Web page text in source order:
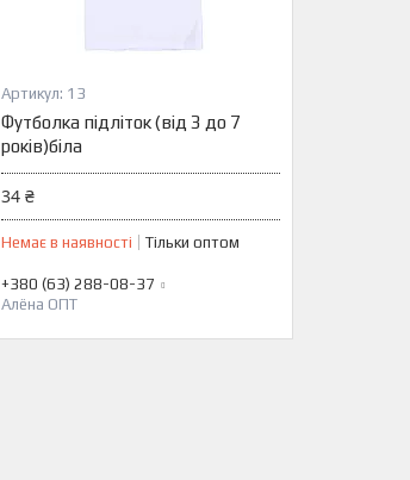
13
Футболка підліток (від 3 до 7
років)біла
34 ₴
Немає в наявності Тільки оптом
+380 (63) 288-08-37
Алёна ОПТ